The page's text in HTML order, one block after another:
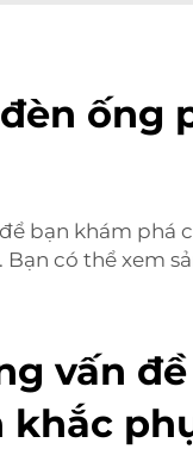
ống
bạn khám
có thể xem
vấn